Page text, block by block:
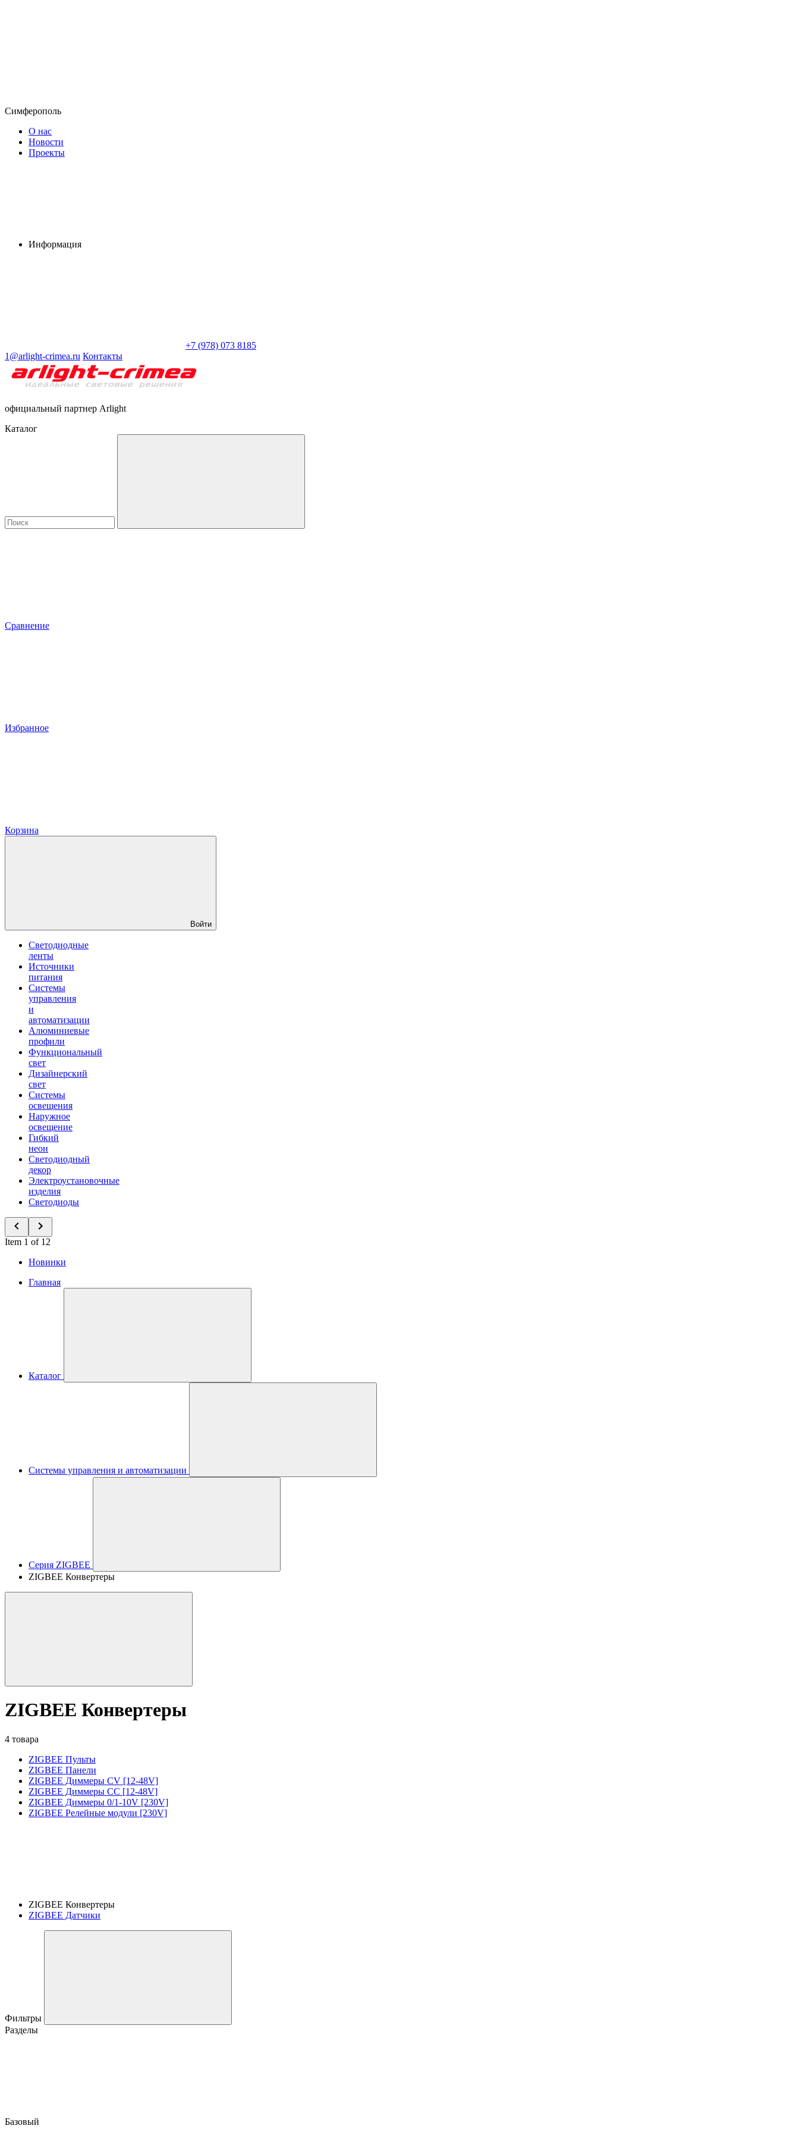
Симферополь
О нас
Новости
Проекты
Информация
+7 (978) 073 8185
1@arlight-crimea.ru Контакты
официальный партнер Arlight
Каталог
Сравнение
Избранное
Корзина
Войти
Светодиодные
ленты
Источники
питания
Системы
управления
и
автоматизации
Алюминиевые
профили
Функциональный
свет
Дизайнерский
свет
Системы
освещения
Наружное
освещение
Гибкий
неон
Светодиодный
декор
Электроустановочные
изделия
Светодиоды
Item 1 of 12
Новинки
Главная
Каталог
Системы управления и автоматизации
Серия ZIGBEE
ZIGBEE Конвертеры
ZIGBEE Конвертеры
4 товара
ZIGBEE Пульты
ZIGBEE Панели
ZIGBEE Диммеры CV [12-48V]
ZIGBEE Диммеры CC [12-48V]
ZIGBEE Диммеры 0/1-10V [230V]
ZIGBEE Релейные модули [230V]
ZIGBEE Конвертеры
ZIGBEE Датчики
Фильтры
Разделы
Базовый